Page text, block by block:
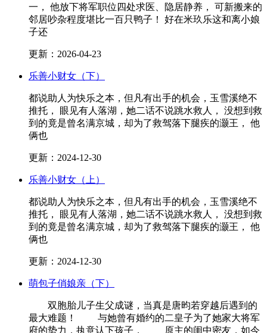
一， 他放下将军职位四处求医、隐居静养， 可新搬来的
邻居吵杂程度堪比一百只鸭子！ 好在米玖乐这和离小娘
子还
更新：2026-04-23
乐善小财女（下）
都说助人为快乐之本，但凡有出手的机会，玉雪溪绝不
推托， 眼见有人落湖，她二话不说跳水救人， 没想到救
到的竟是曾名满京城，却为了救驾落下腿疾的灏王， 他
俩也
更新：2024-12-30
乐善小财女（上）
都说助人为快乐之本，但凡有出手的机会，玉雪溪绝不
推托， 眼见有人落湖，她二话不说跳水救人， 没想到救
到的竟是曾名满京城，却为了救驾落下腿疾的灏王， 他
俩也
更新：2024-12-30
萌包子俏娘亲（下）
双胞胎儿子生父成谜，当真是唐昀若穿越后遇到的
最大难题！ 与她曾有婚约的二皇子为了她家大将军
府的势力，执意认下孩子， 原主的闺中密友，如今